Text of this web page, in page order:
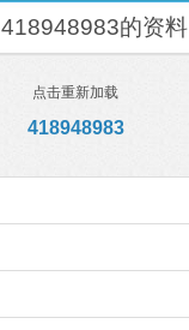
418948983的资料
点击重新加载
418948983